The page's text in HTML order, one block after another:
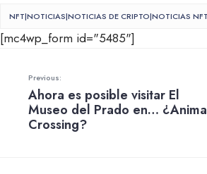
NFT|NOTICIAS|NOTICIAS DE CRIPTO|NOTICIAS
[mc4wp_form id="5485"]
Previous:
Ahora es posible visitar El
Museo del Prado en…
Crossing?